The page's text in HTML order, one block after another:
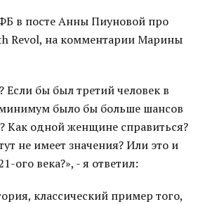
в посте Анны Пиуновой про
Revol, на комментарии Марины
Если бы был третий человек в
было бы больше шансов
Как одной женщине справиться?
не имеет значения? Или это и
ого века?», - я ответил:
классический пример того,